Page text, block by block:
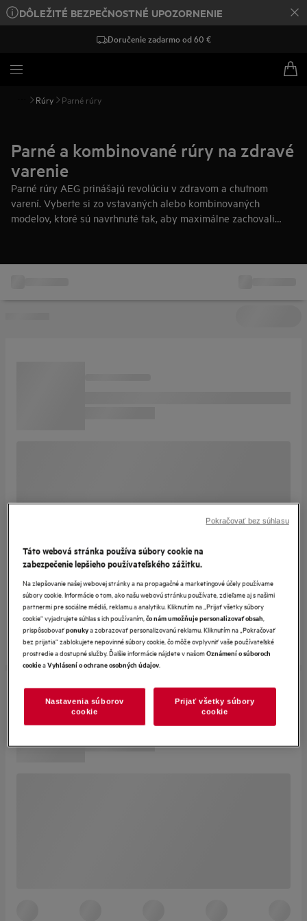
DÔLEŽITÉ BEZPEČNOSTNÉ UPOZORNENIE
Doručenie zadarmo od 60 €
Rúry Parné rúry
Parné a kombinované rúry na zdravé
varenie
Parné rúry AEG prinášajú revolúciu v zdravom a chutnom
varení. Vyberte si zo vstavaných alebo kombinovaných
modelov, ktoré sú navrhnuté tak, aby maximálne zachovali
Táto webová stránka používa súbory cookie na
zabezpečenie lepšieho používateľského zážitku.
Na zlepšovanie našej webovej stránky a na propagačné a marketingové účely používame
súbory cookie. Informácie o tom, ako našu webovú stránku používate, zdieľame aj s našimi
partnermi pre sociálne médiá, reklamu a analytiku. Kliknutím na „Prijať všetky súbory
cookie“ vyjadrujete súhlas s ich používaním,čo nám umožňuje personalizovať obsah,
prispôsobovaťponukya zobrazovať personalizovanú reklamu. Kliknutím na „Pokračovať
bez prijatia“ zablokujete nepovinné súbory cookie, čo môže ovplyvniť vaše používateľské
prostredie a dostupné služby. Ďalšie informácie nájdete v našomOznámení o súboroch
cookieaVyhlásení o ochrane osobných údajov.
Nastavenia súborov
cookie
Prijať všetky súbory
cookie
Pokračovať bez súhlasu